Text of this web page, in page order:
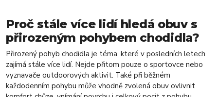
Proč stále více lidí hledá obuv s
přirozeným pohybem chodidla?
Přirozený pohyb chodidla je téma, které v posledních letech
zajímá stále více lidí. Nejde přitom pouze o sportovce nebo
vyznavače outdoorových aktivit. Také při běžném
každodenním pohybu může vhodně zvolená obuv ovlivnit